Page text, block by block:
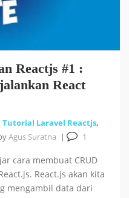
Reactjs #1 :
React
Tutorial Laravel Reactjs,
Agus Suratna | 1
cara membuat CRUD
React.js akan kita
mengambil data dari